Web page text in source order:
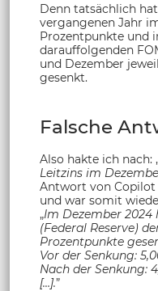
Denn tatsächlich
vergangenen Jahr
Prozentpunkte und
darauffolgenden
und Dezember
gesenkt.
Falsche
Also hakte ich nach:
Leitzins im
Antwort von Copilot
und war somit
„Im Dezember 2024
(Federal Reserve)
Prozentpunkte
Vor der Senkung:
Nach der Senkung:
[…].”